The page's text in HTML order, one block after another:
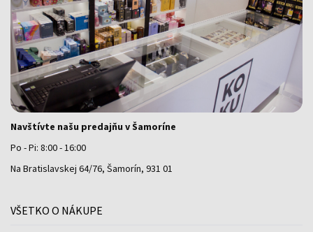
Navštívte našu predajňu v Šamoríne
Po - Pi: 8:00 - 16:00
Na Bratislavskej 64/76, Šamorín, 931 01
VŠETKO O NÁKUPE